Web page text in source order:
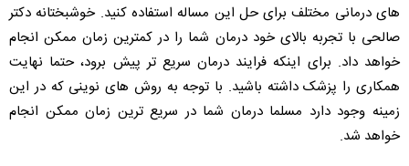
های درمانی مختلف برای حل این مساله استفاده کنید. خوشبختانه دکتر
صالحی با تجربه بالای خود درمان شما را در کمترین زمان ممکن انجام
خواهد داد. برای اینکه فرایند درمان سریع تر پیش برود، حتما نهایت
همکاری را پزشک داشته باشید. با توجه به روش های نوینی که در این
زمینه وجود دارد مسلما درمان شما در سریع ترین زمان ممکن انجام
خواهد شد.